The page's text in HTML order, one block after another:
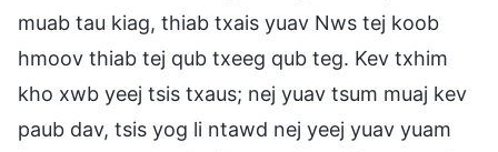
muab tau kiag, thiab txais yuav Nws tej koob
hmoov thiab tej qub txeeg qub teg. Kev txhim
kho xwb yeej tsis txaus; nej yuav tsum muaj kev
paub dav, tsis yog li ntawd nej yeej yuav yuam